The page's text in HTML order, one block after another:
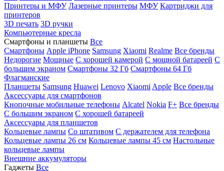
Принтеры и МФУ Лазерные принтеры МФУ Картриджи для
принтеров
3D печать 3D ручки
Компьютерные кресла
Смартфоны и планшеты Все
Смартфоны Apple iPhone Samsung Xiaomi Realme Все бренды
Недорогие Мощные С хорошей камерой С мощной батареей С
большим экраном Смартфоны 32 Гб Смартфоны 64 Гб
Флагманские
Планшеты Samsung Huawei Lenovo Xiaomi Apple Все бренды
Аксессуары для смартфонов
Кнопочные мобильные телефоны Alcatel Nokia F+ Все бренды
С большим экраном С хорошей батареей
Аксессуары для планшетов
Кольцевые лампы Со штативом C держателем для телефона
Кольцевые лампы 26 см Кольцевые лампы 45 см Настольные
кольцевые лампы
Внешние аккумуляторы
Гаджеты Все